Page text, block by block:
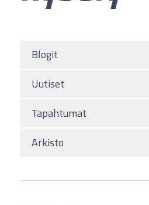
Blogit
Uutiset
Tapahtumat
Arkisto